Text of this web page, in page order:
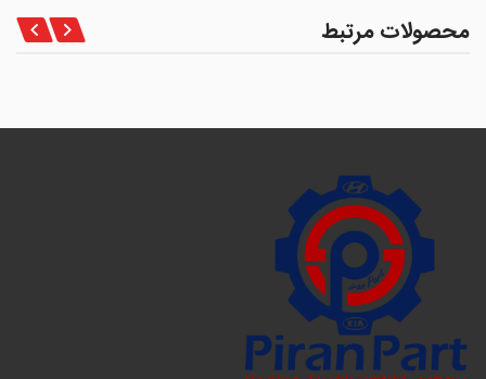
محصولات مرتبط